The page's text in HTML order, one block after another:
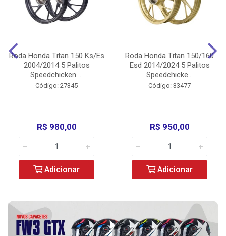
Roda Honda Titan 150 Ks/Es
2004/2014 5 Palitos
Speedchicken ...
Código: 27345
R$ 980,00
Adicionar
Roda Honda Titan 150/160
Esd 2014/2024 5 Palitos
Speedchicke...
Código: 33477
R$ 950,00
Adicionar